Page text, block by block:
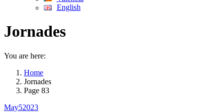
English
Jornades
You are here:
Home
Jornades
Page 83
May52023